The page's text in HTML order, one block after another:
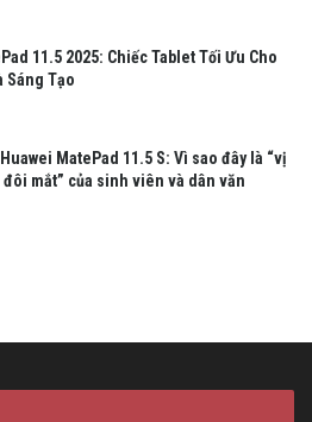
11.5 2025: Chiếc Tablet Tối Ưu Cho
Sáng Tạo
MatePad 11.5 S: Vì sao đây là “vị
mắt” của sinh viên và dân văn